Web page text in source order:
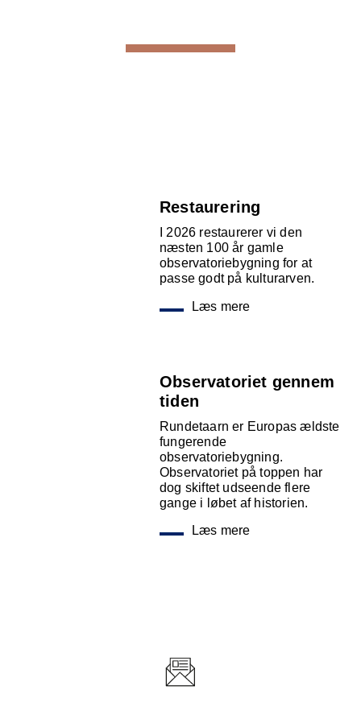
Restaurering
I 2026 restaurerer vi den
næsten 100 år gamle
observatoriebygning for at
passe godt på kulturarven.
Læs mere
Observatoriet gennem
tiden
Rundetaarn er Europas ældste
fungerende
observatoriebygning.
Observatoriet på toppen har
dog skiftet udseende flere
gange i løbet af historien.
Læs mere